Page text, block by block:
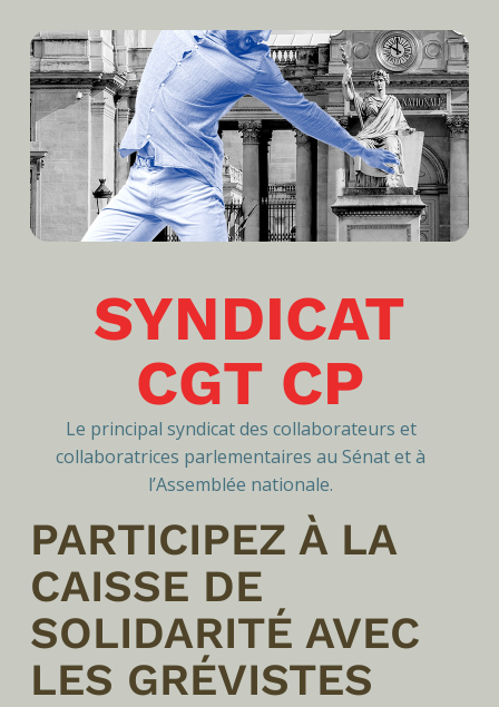
SYNDICAT
CGT CP
Le principal syndicat des collaborateurs et
collaboratrices parlementaires au Sénat et à
l’Assemblée nationale.
PARTICIPEZ À LA
CAISSE DE
SOLIDARITÉ AVEC
LES GRÉVISTES